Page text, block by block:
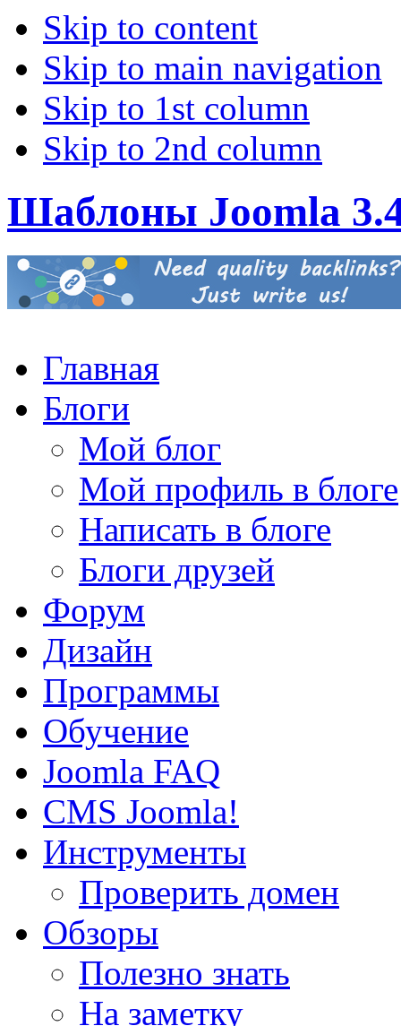
Skip to content
Skip to main navigation
Skip to 1st column
Skip to 2nd column
Шаблоны Joomla
Главная
Блоги
Мой блог
Мой профиль в блоге
Написать в блоге
Блоги друзей
Форум
Дизайн
Программы
Обучение
Joomla FAQ
CMS Joomla!
Инструменты
Проверить домен
Обзоры
Полезно знать
На заметку